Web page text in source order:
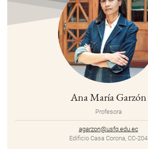
Ana María Garzón
Profesora
agarzon@usfq.edu.ec
Edificio Casa Corona, CC-204